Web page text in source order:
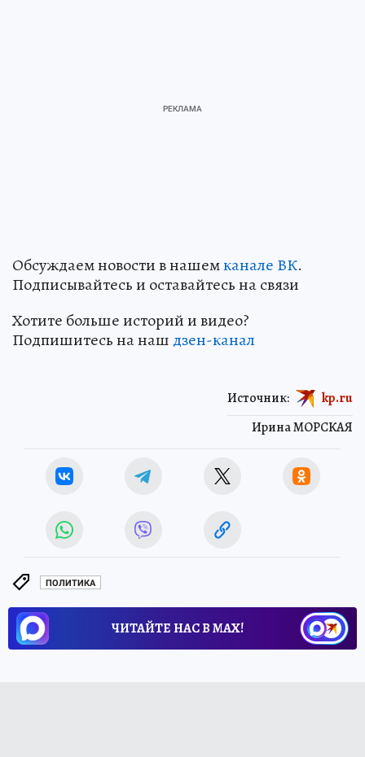
Обсуждаем новости в нашемканале ВК.
Подписывайтесь и оставайтесь на связи
Хотите больше историй и видео?
Подпишитесь на наш дзен-канал
Ирина МОРСКАЯ
Источник: kp.ru
ПОЛИТИКА
ЧИТАЙТЕ НАС В МАХ!